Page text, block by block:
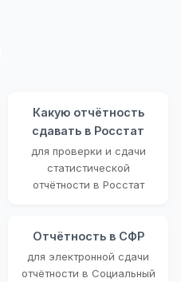
Какую отчётность
сдавать в Росстат
для проверки и сдачи
статистической
отчётности в Росстат
Отчётность в СФР
для электронной сдачи
отчётности в Социальный